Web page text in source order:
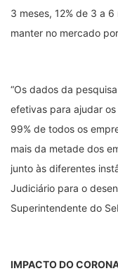
3 meses, 12% de 3 a
manter no mercado
“Os dados da
efetivas para ajudar
99% de todos os
mais da metade dos
junto às diferentes
Judiciário para o
Superintendente do
IMPACTO DO